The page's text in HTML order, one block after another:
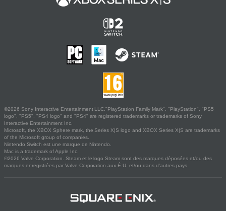
©2026 Sony Interactive Entertainment LLC."PlayStation Family Mark", "PlayStation", "PS5
logo", "PS5", "PS4 logo" and "PS4" are registered trademarks or trademarks of Sony
Interactive Entertainment Inc.
Microsoft, the XBOX Sphere mark, the Series X|S logo and XBOX Series X|S are trademarks
of the Microsoft group of companies.
Nintendo Switch est une marque de Nintendo.
Mac is a trademark of Apple Inc.
©2026 Valve Corporation. Steam et le logo Steam sont des marques déposées et/ou des
marques enregistrées par Valve Corporation aux É.U. et/ou dans d'autres pays.